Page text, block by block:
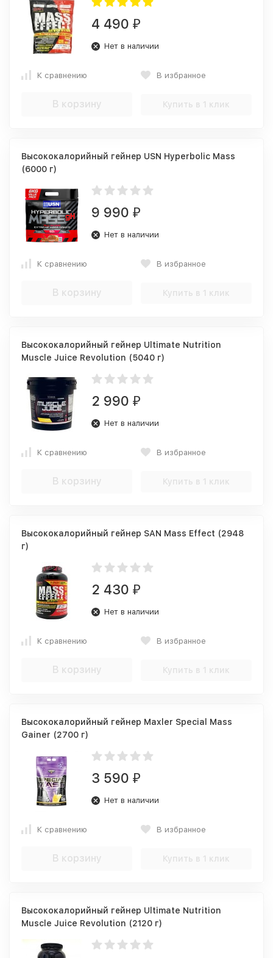
4 490 ₽
Нет в наличии
К сравнению В избранное
В корзину Купить в 1 клик
Высококалорийный гейнер USN Hyperbolic Mass
(6000 г)
9 990 ₽
Нет в наличии
К сравнению В избранное
В корзину Купить в 1 клик
Высококалорийный гейнер Ultimate Nutrition
Muscle Juice Revolution (5040 г)
2 990 ₽
Нет в наличии
К сравнению В избранное
В корзину Купить в 1 клик
Высококалорийный гейнер SAN Mass Effect (2948
г)
2 430 ₽
Нет в наличии
К сравнению В избранное
В корзину Купить в 1 клик
Высококалорийный гейнер Maxler Special Mass
Gainer (2700 г)
3 590 ₽
Нет в наличии
К сравнению В избранное
В корзину Купить в 1 клик
Высококалорийный гейнер Ultimate Nutrition
Muscle Juice Revolution (2120 г)